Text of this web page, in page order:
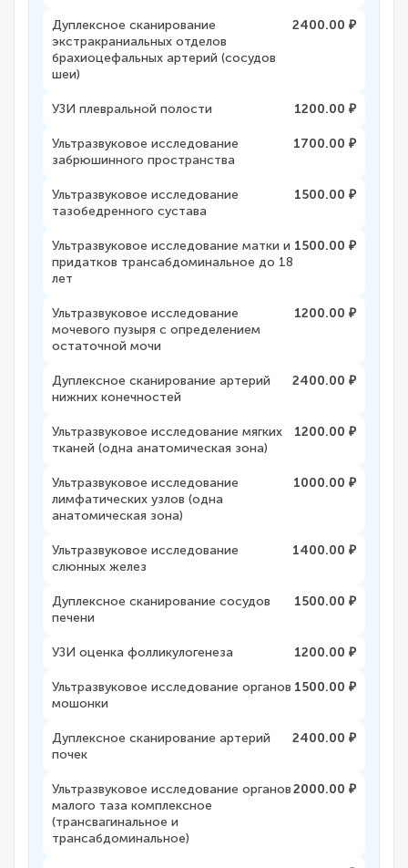
Дуплексное сканирование
экстракраниальных отделов
брахиоцефальных артерий (сосудов
шеи)
2400.00 ₽
УЗИ плевральной полости 1200.00 ₽
Ультразвуковое исследование
забрюшинного пространства
1700.00 ₽
Ультразвуковое исследование
тазобедренного сустава
1500.00 ₽
Ультразвуковое исследование матки и
придатков трансабдоминальное до 18
лет
1500.00 ₽
Ультразвуковое исследование
мочевого пузыря с определением
остаточной мочи
1200.00 ₽
Дуплексное сканирование артерий
нижних конечностей
2400.00 ₽
Ультразвуковое исследование мягких
тканей (одна анатомическая зона)
1200.00 ₽
Ультразвуковое исследование
лимфатических узлов (одна
анатомическая зона)
1000.00 ₽
Ультразвуковое исследование
слюнных желез
1400.00 ₽
Дуплексное сканирование сосудов
печени
1500.00 ₽
УЗИ оценка фолликулогенеза 1200.00 ₽
Ультразвуковое исследование органов
мошонки
1500.00 ₽
Дуплексное сканирование артерий
почек
2400.00 ₽
Ультразвуковое исследование органов
малого таза комплексное
(трансвагинальное и
трансабдоминальное)
2000.00 ₽